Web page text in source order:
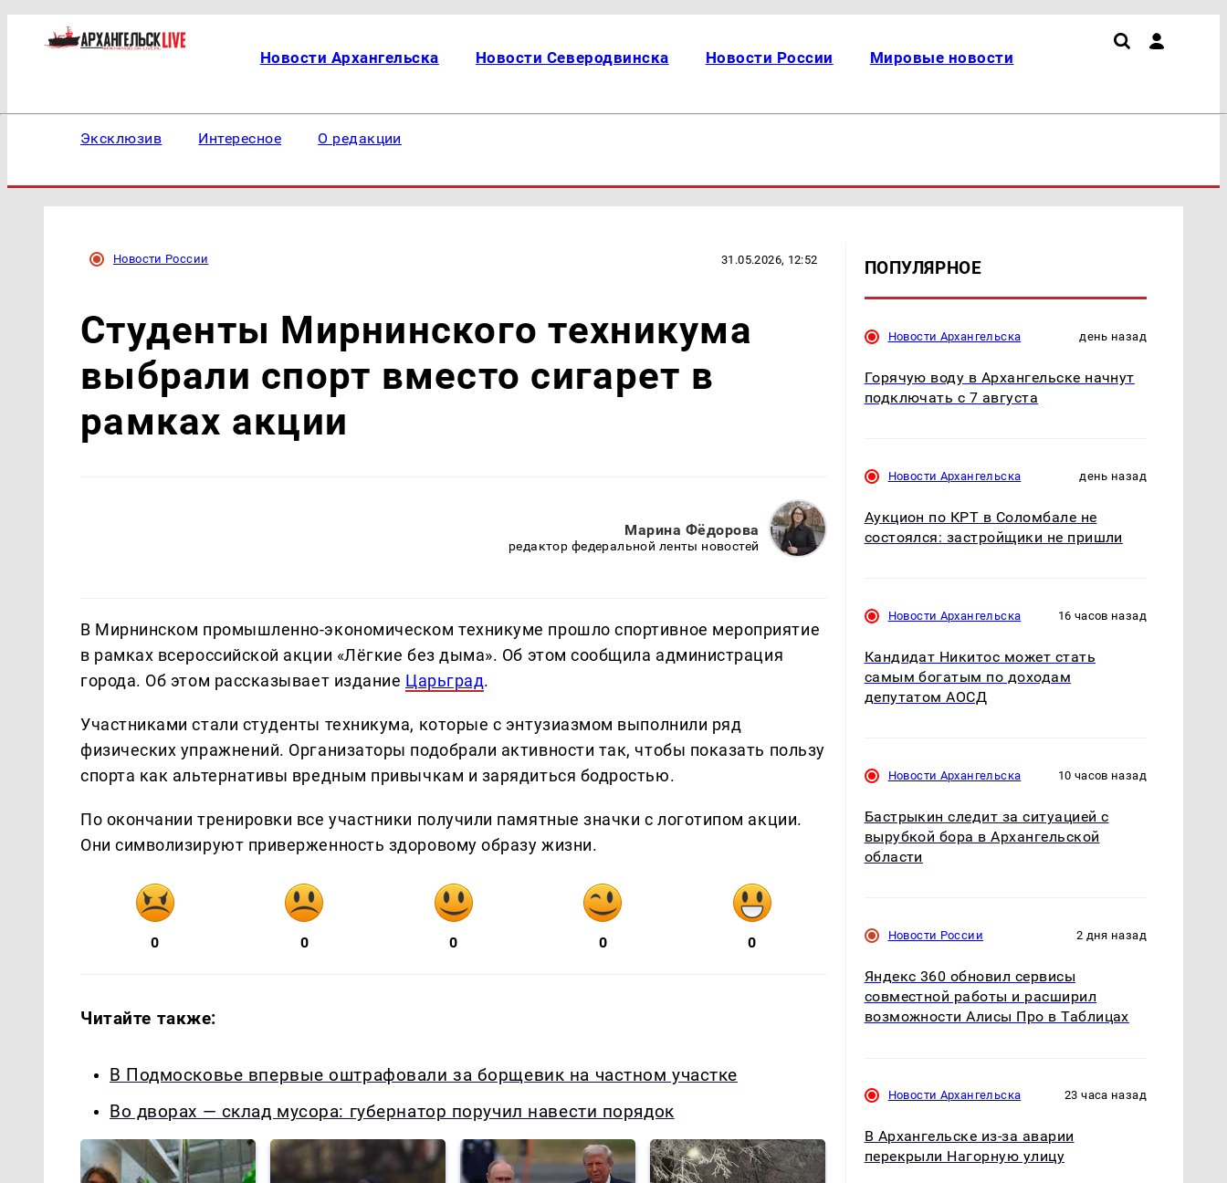
Новости Архангельска Новости Северодвинска Новости России Мировые новости
Эксклюзив Интересное О редакции
Новости России 31.05.2026, 12:52
Студенты Мирнинского техникума
выбрали спорт вместо сигарет в
рамках акции
Марина Фёдорова
редактор федеральной ленты новостей
В Мирнинском промышленно-экономическом техникуме прошло спортивное мероприятие
в рамках всероссийской акции «Лёгкие без дыма». Об этом сообщила администрация
города. Об этом рассказывает издание Царьград.
Участниками стали студенты техникума, которые с энтузиазмом выполнили ряд
физических упражнений. Организаторы подобрали активности так, чтобы показать пользу
спорта как альтернативы вредным привычкам и зарядиться бодростью.
По окончании тренировки все участники получили памятные значки с логотипом акции.
Они символизируют приверженность здоровому образу жизни.
0 0 0 0 0
Читайте также:
В Подмосковье впервые оштрафовали за борщевик на частном участке
Во дворах — склад мусора: губернатор поручил навести порядок
ПОПУЛЯРНОЕ
Новости Архангельска день назад
Горячую воду в Архангельске начнут
подключать с 7 августа
Новости Архангельска день назад
Аукцион по КРТ в Соломбале не
состоялся: застройщики не пришли
Новости Архангельска 16 часов назад
Кандидат Никитос может стать
самым богатым по доходам
депутатом АОСД
Новости Архангельска 10 часов назад
Бастрыкин следит за ситуацией с
вырубкой бора в Архангельской
области
Новости России 2 дня назад
Яндекс 360 обновил сервисы
совместной работы и расширил
возможности Алисы Про в Таблицах
Новости Архангельска 23 часа назад
В Архангельске из-за аварии
перекрыли Нагорную улицу